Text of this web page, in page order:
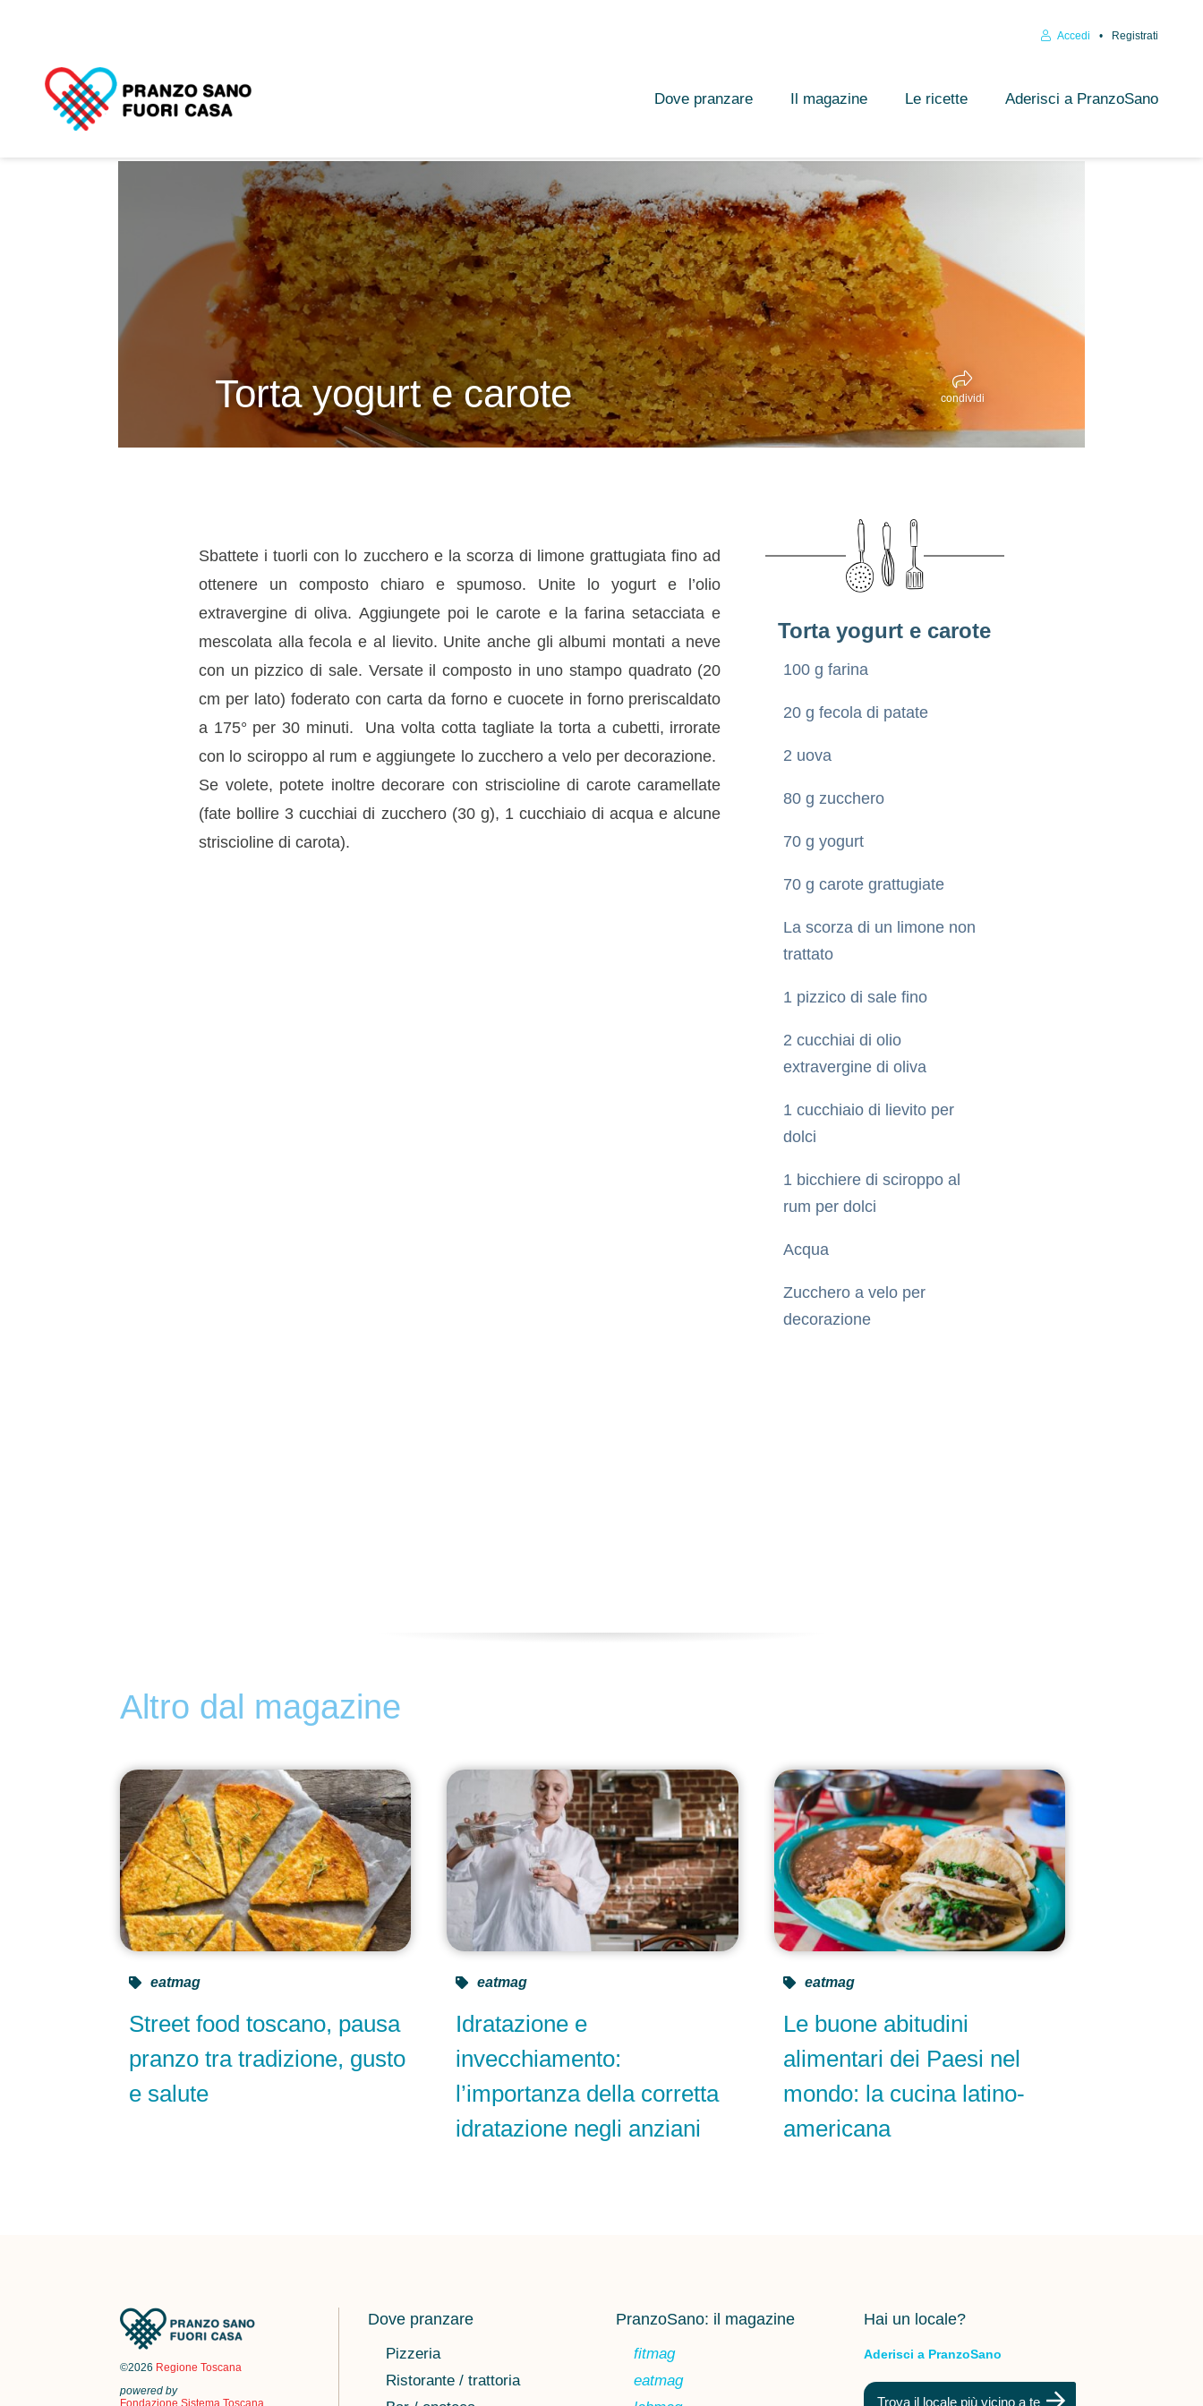
Accedi Registrati
Dove pranzare Il magazine Le ricette Aderisci a PranzoSano
Torta yogurt e carote condividi
Sbattete i tuorli con lo zucchero e la scorza di limone grattugiata fino ad
ottenere un composto chiaro e spumoso. Unite lo yogurt e l’olio
extravergine di oliva. Aggiungete poi le carote e la farina setacciata e
mescolata alla fecola e al lievito. Unite anche gli albumi montati a neve
con un pizzico di sale. Versate il composto in uno stampo quadrato (20
cm per lato) foderato con carta da forno e cuocete in forno preriscaldato
a 175° per 30 minuti. Una volta cotta tagliate la torta a cubetti, irrorate
con lo sciroppo al rum e aggiungete lo zucchero a velo per decorazione.
Se volete, potete inoltre decorare con striscioline di carote caramellate
(fate bollire 3 cucchiai di zucchero (30 g), 1 cucchiaio di acqua e alcune
striscioline di carota).
Torta yogurt e carote
100 g farina
20 g fecola di patate
2 uova
80 g zucchero
70 g yogurt
70 g carote grattugiate
La scorza di un limone non
trattato
1 pizzico di sale fino
2 cucchiai di olio
extravergine di oliva
1 cucchiaio di lievito per
dolci
1 bicchiere di sciroppo al
rum per dolci
Acqua
Zucchero a velo per
decorazione
Altro dal magazine
Street food toscano, pausa
pranzo tra tradizione, gusto
e salute
eatmag
Idratazione e
invecchiamento:
l’importanza della corretta
idratazione negli anziani
eatmag
Le buone abitudini
alimentari dei Paesi nel
mondo: la cucina latino-
americana
eatmag
©2026 Regione Toscana
powered by
Dove pranzare
Pizzeria
Ristorante / trattoria
PranzoSano: il magazine
fitmag
eatmag
Hai un locale?
Aderisci a PranzoSano
Trova il locale più vicino a te